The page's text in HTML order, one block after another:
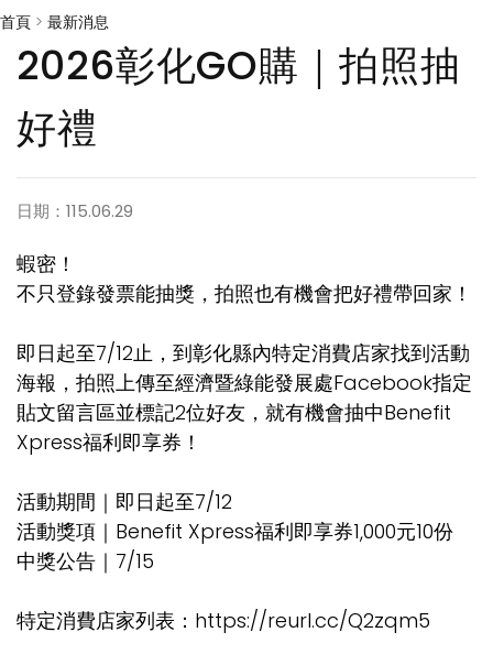
首頁 > 最新消息
2026彰化GO購｜拍照抽
好禮
日期：115.06.29
蝦密！
不只登錄發票能抽獎，拍照也有機會把好禮帶回家！
即日起至7/12止，到彰化縣內特定消費店家找到活動
海報，拍照上傳至經濟暨綠能發展處Facebook指定
貼文留言區並標記2位好友，就有機會抽中Benefit
Xpress福利即享券！
活動期間｜即日起至7/12
活動獎項｜Benefit Xpress福利即享券1,000元10份
中獎公告｜7/15
特定消費店家列表：https://reurl.cc/Q2zqm5